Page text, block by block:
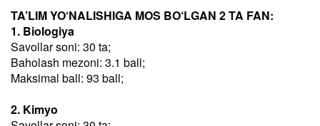
TA’LIM YO‘NALISHIGA MOS BO‘LGAN 2 TA FAN:
1. Biologiya
Savollar soni: 30 ta;
Baholash mezoni: 3.1 ball;
Maksimal ball: 93 ball;
2. Kimyo